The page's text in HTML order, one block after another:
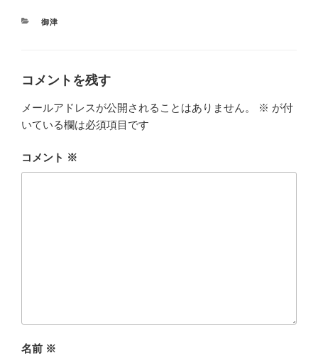
カ
御津
コメントを残す
メールアドレスが公開されることはありません。 ※ が付
いている欄は必須項目です
コメント ※
名前 ※